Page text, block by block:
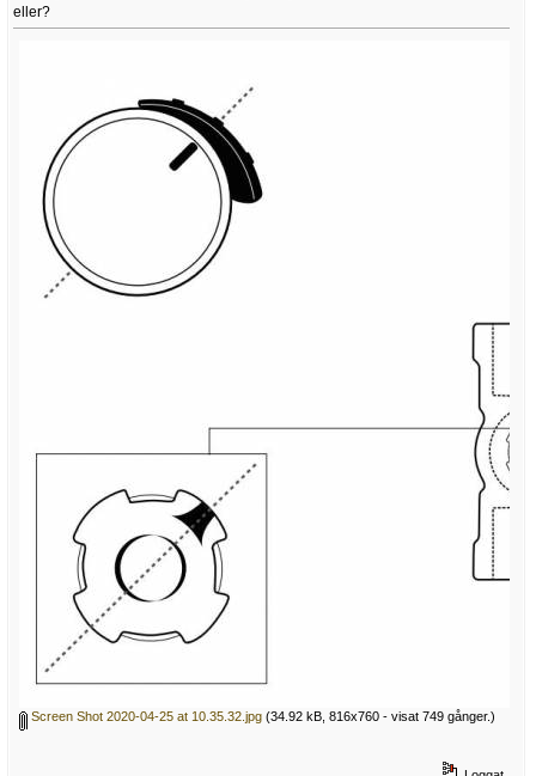
eller?
Screen Shot 2020-04-25 at 10.35.32.jpg (34.92 kB, 816x760 - visat 749 gånger.)